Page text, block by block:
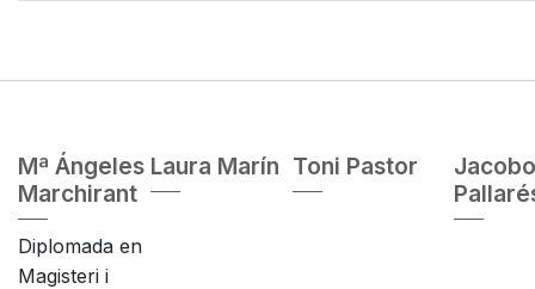
Mª Ángeles
Marchirant
Diplomada en
Magisteri i
Laura Marín Toni Pastor
Jacobo